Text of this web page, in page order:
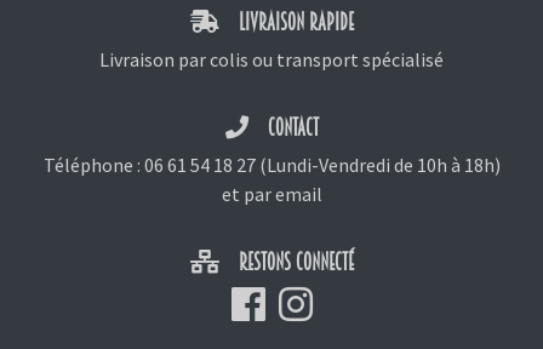
LIVRAISON RAPIDE
Livraison par colis ou transport spécialisé
CONTACT
Téléphone : 06 61 54 18 27(Lundi-Vendredi de 10h à 18h)
et par email
RESTONS CONNECTÉ